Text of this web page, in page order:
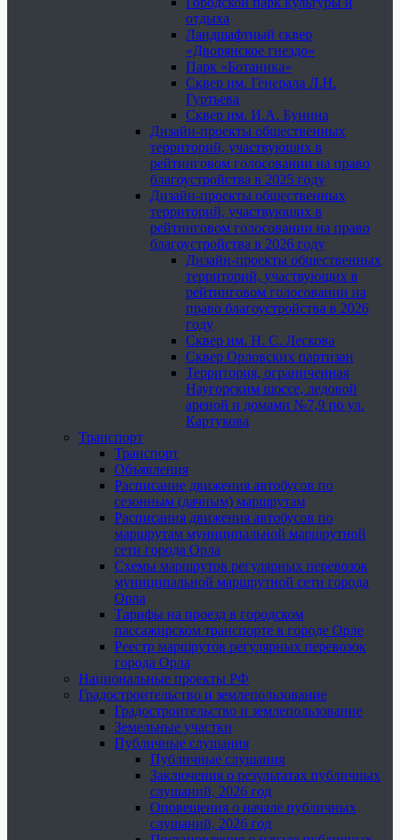
отдыха
Ландшафтный сквер
«Дворянское гнездо»
Парк «Ботаника»
Сквер им. Генерала Л.Н.
Гуртьева
Сквер им. И.А. Бунина
Дизайн-проекты общественных
территорий, участвующих в
рейтинговом голосовании на право
благоустройства в 2025 году
Дизайн-проекты общественных
территорий, участвующих в
рейтинговом голосовании на право
благоустройства в 2026 году
Дизайн-проекты общественных
территорий, участвующих в
рейтинговом голосовании на
право благоустройства в 2026
году
Сквер им. Н. С. Лескова
Сквер Орловских партизан
Территория, ограниченная
Наугорским шоссе, ледовой
ареной и домами №7,9 по ул.
Картукова
Транспорт
Транспорт
Объявления
Расписание движения автобусов по
сезонным (дачным) маршрутам
Расписания движения автобусов по
маршрутам муниципальной маршрутной
сети города Орла
Схемы маршрутов регулярных перевозок
муниципальной маршрутной сети города
Орла
Тарифы на проезд в городском
пассажирском транспорте в городе Орле
Реестр маршрутов регулярных перевозок
города Орла
Национальные проекты РФ
Градостроительство и землепользование
Градостроительство и землепользование
Земельные участки
Публичные слушания
Публичные слушания
Заключения о результатах публичных
слушаний, 2026 год
Оповещения о начале публичных
слушаний, 2026 год